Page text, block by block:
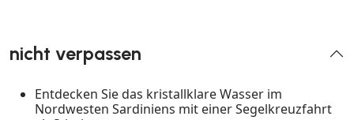
nicht verpassen
Entdecken Sie das kristallklare Wasser im
Nordwesten Sardiniens mit einer Segelkreuzfahrt